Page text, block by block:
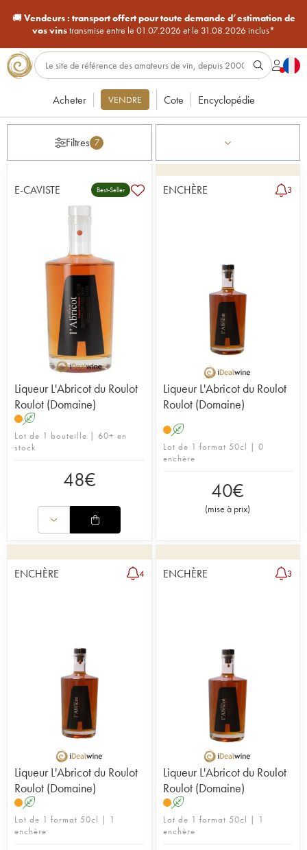
🚚Vendeurs : transport offert pour toute demande d’estimation de
vos vinstransmise entre le 01.07.2026 et le 31.08.2026 inclus*
Acheter VENDRE Cote Encyclopédie
Filtres 7
E-CAVISTE Best-Seller
Liqueur L'Abricot du Roulot
Roulot (Domaine)
A
Lot de 1 bouteille | 60+ en
stock
48€
ENCHÈRE 3
Liqueur L'Abricot du Roulot
Roulot (Domaine)
A
Lot de 1 format 50cl | 0
enchère
40€
(mise à prix)
ENCHÈRE 4
Liqueur L'Abricot du Roulot
Roulot (Domaine)
A
Lot de 1 format 50cl | 1
enchère
ENCHÈRE 3
Liqueur L'Abricot du Roulot
Roulot (Domaine)
A
Lot de 1 format 50cl | 1
enchère